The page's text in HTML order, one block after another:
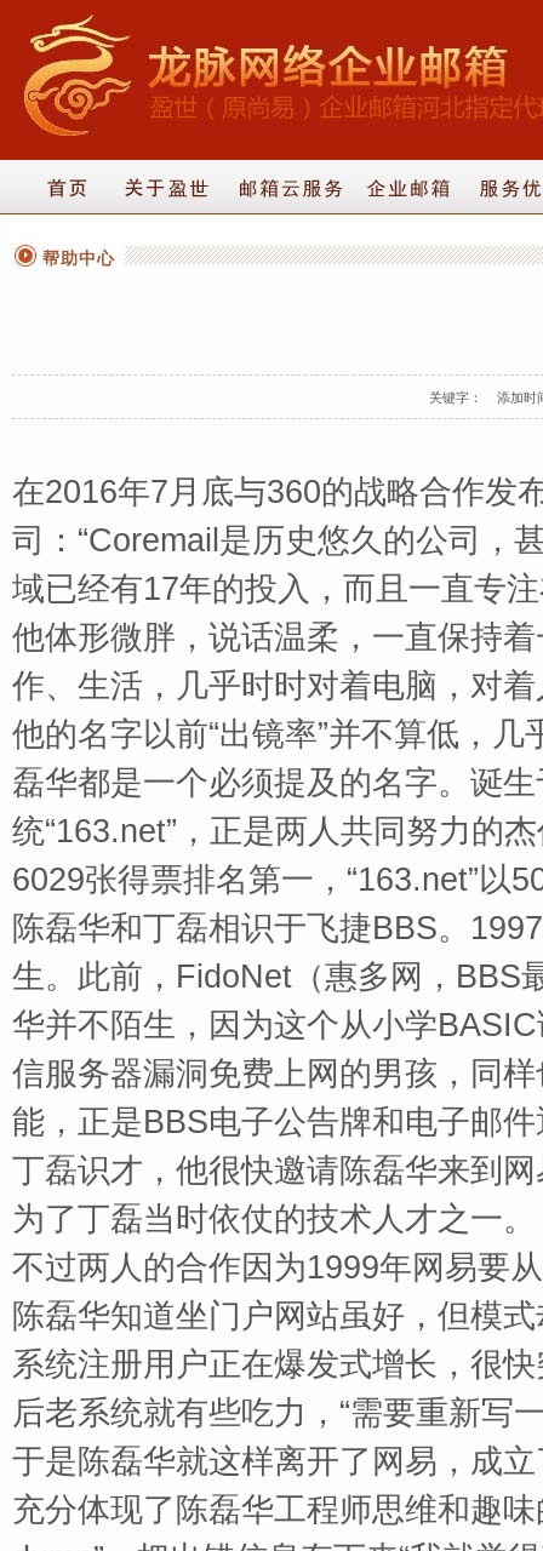
帮助中心
关键字： 添加时
在2016年7月底与360的战略合作发
司：“Coremail是历史悠久的公司，
域已经有17年的投入，而且一直专
他体形微胖，说话温柔，一直保持
作、生活，几乎时时对着电脑，对
他的名字以前“出镜率”并不算低，
磊华都是一个必须提及的名字。诞生
统“163.net”，正是两人共同努力的
6029张得票排名第一，“163.net”以
陈磊华和丁磊相识于飞捷BBS。 1997
生。此前， FidoNet （惠多网， BBS
华并不陌生，因为这个从小学BASIC
信服务器漏洞免费上网的男孩，同样
能，正是BBS电子公告牌和电子邮
丁磊识才，他很快邀请陈磊华来到
为了丁磊当时依仗的技术人才之一。
不过两人的合作因为1999年网易要
陈磊华知道坐门户网站虽好，但模
系统注册用户正在爆发式增长，很
后老系统就有些吃力，“需要重新写
于是陈磊华就这样离开了网易，成
充分体现了陈磊华工程师思维和趣